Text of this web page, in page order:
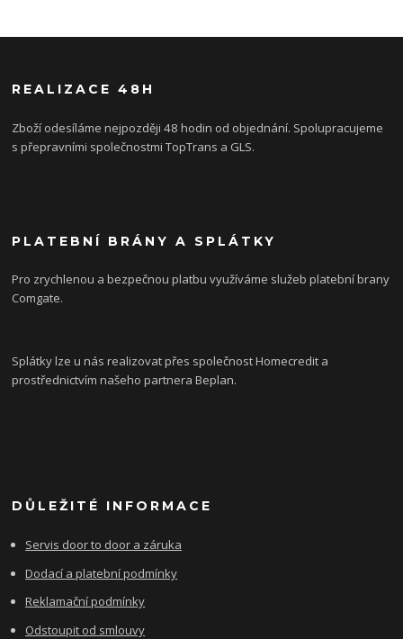
REALIZACE 48H
Zboží odesíláme nejpozději 48 hodin od objednání. Spolupracujeme
s přepravními společnostmi TopTrans a GLS.
PLATEBNÍ BRÁNY A SPLÁTKY
Pro zrychlenou a bezpečnou platbu využíváme služeb platební brany
Comgate.
Splátky lze u nás realizovat přes společnost Homecredit a
prostřednictvím našeho partnera Beplan.
DŮLEŽITÉ INFORMACE
Servis door to door a záruka
Dodací a platební podmínky
Reklamační podmínky
Odstoupit od smlouvy